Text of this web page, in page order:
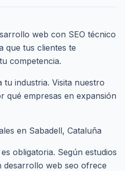
web con SEO técnico
que tus clientes te
competencia.
industria. Visita nuestro
qué empresas en expansión
en Sabadell, Cataluña
obligatoria. Según estudios
desarrollo web seo ofrece